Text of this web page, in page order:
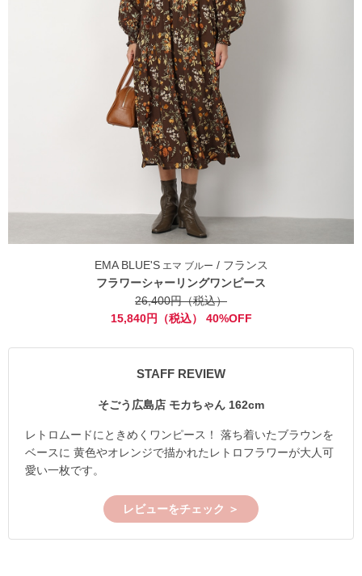
EMA BLUE'Sエマ ブルー / フランス
フラワーシャーリングワンピース
26,400円（税込）
15,840円（税込） 40%OFF
STAFF REVIEW
そごう広島店 モカちゃん 162cm
レトロムードにときめくワンピース！ 落ち着いたブラウンを
ベースに 黄色やオレンジで描かれたレトロフラワーが大人可
愛い一枚です。
レビューをチェック ＞